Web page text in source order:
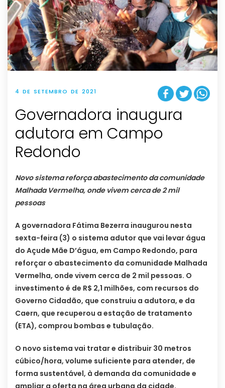
4 DE SETEMBRO DE 2021
Governadora inaugura
adutora em Campo
Redondo
Novo sistema reforça abastecimento da comunidade
Malhada Vermelha, onde vivem cerca de 2 mil
pessoas
A governadora Fátima Bezerra inaugurou nesta
sexta-feira (3) o sistema adutor que vai levar água
do Açude Mãe D’água, em Campo Redondo, para
reforçar o abastecimento da comunidade Malhada
Vermelha, onde vivem cerca de 2 mil pessoas. O
investimento é de R$ 2,1 milhões, com recursos do
Governo Cidadão, que construiu a adutora, e da
Caern, que recuperou a estação de tratamento
(ETA), comprou bombas e tubulação.
O novo sistema vai tratar e distribuir 30 metros
cúbico/hora, volume suficiente para atender, de
forma sustentável, à demanda da comunidade e